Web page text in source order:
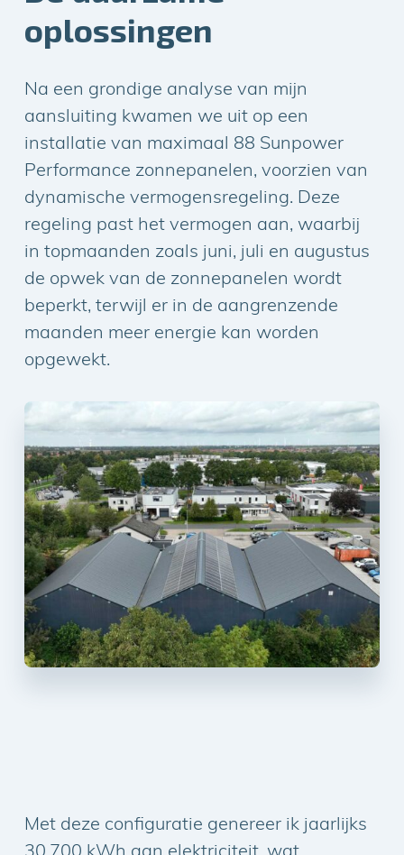
oplossingen
Na een grondige analyse van mijn
aansluiting kwamen we uit op een
installatie van maximaal 88 Sunpower
Performance zonnepanelen, voorzien van
dynamische vermogensregeling. Deze
regeling past het vermogen aan, waarbij
in topmaanden zoals juni, juli en augustus
de opwek van de zonnepanelen wordt
beperkt, terwijl er in de aangrenzende
maanden meer energie kan worden
opgewekt.
Met deze configuratie genereer ik jaarlijks